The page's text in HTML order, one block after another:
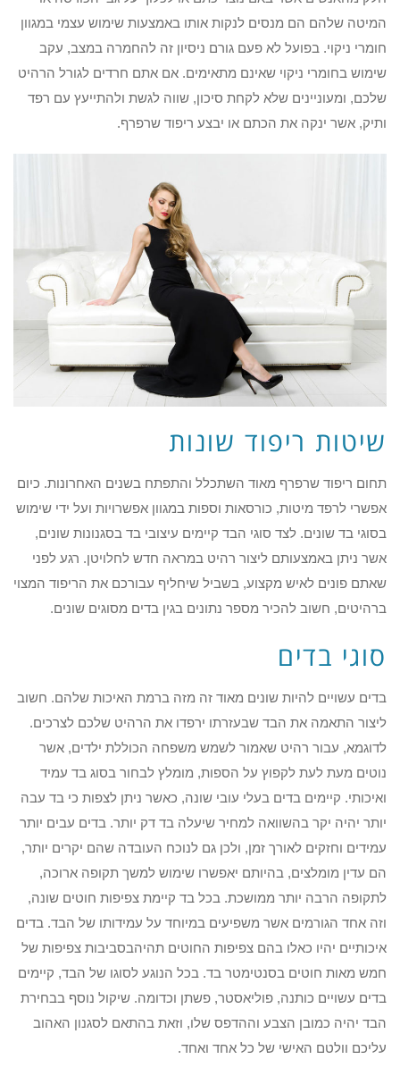
המיטה שלהם הם מנסים לנקות אותו באמצעות שימוש עצמי במגוון
חומרי ניקוי. בפועל לא פעם גורם ניסיון זה להחמרה במצב, עקב
שימוש בחומרי ניקוי שאינם מתאימים. אם אתם חרדים לגורל הרהיט
שלכם, ומעוניינים שלא לקחת סיכון, שווה לגשת ולהתייעץ עם רפד
ותיק, אשר ינקה את הכתם או יבצע ריפוד שרפרף.
שיטות ריפוד שונות
תחום ריפוד שרפרף מאוד השתכלל והתפתח בשנים האחרונות. כיום
אפשרי לרפד מיטות, כורסאות וספות במגוון אפשרויות ועל ידי שימוש
בסוגי בד שונים. לצד סוגי הבד קיימים עיצובי בד בסגנונות שונים,
אשר ניתן באמצעותם ליצור רהיט במראה חדש לחלויטן. רגע לפני
שאתם פונים לאיש מקצוע, בשביל שיחליף עבורכם את הריפוד המצוי
ברהיטים, חשוב להכיר מספר נתונים בגין בדים מסוגים שונים.
סוגי בדים
בדים עשויים להיות שונים מאוד זה מזה ברמת האיכות שלהם. חשוב
ליצור התאמה את הבד שבעזרתו ירפדו את הרהיט שלכם לצרכים.
לדוגמא, עבור רהיט שאמור לשמש משפחה הכוללת ילדים, אשר
נוטים מעת לעת לקפוץ על הספות, מומלץ לבחור בסוג בד עמיד
ואיכותי. קיימים בדים בעלי עובי שונה, כאשר ניתן לצפות כי בד עבה
יותר יהיה יקר בהשוואה למחיר שיעלה בד דק יותר. בדים עבים יותר
עמידים וחזקים לאורך זמן, ולכן גם לנוכח העובדה שהם יקרים יותר,
הם עדין מומלצים, בהיותם יאפשרו שימוש למשך תקופה ארוכה,
לתקופה הרבה יותר ממושכת. בכל בד קיימת צפיפות חוטים שונה,
וזה אחד הגורמים אשר משפיעים במיוחד על עמידותו של הבד. בדים
איכותיים יהיו כאלו בהם צפיפות החוטים תהיהבסביבות צפיפות של
חמש מאות חוטים בסנטימטר בד. בכל הנוגע לסוגו של הבד, קיימים
בדים עשויים כותנה, פוליאסטר, פשתן וכדומה. שיקול נוסף בבחירת
הבד יהיה כמובן הצבע וההדפס שלו, וזאת בהתאם לסגנון האהוב
עליכם וולטם האישי של כל אחד ואחד.